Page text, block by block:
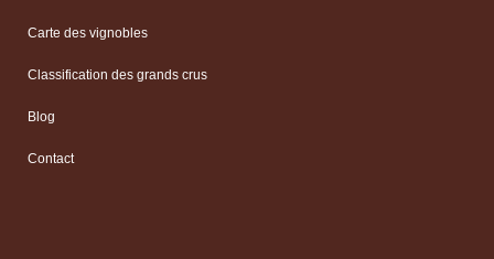
Carte des vignobles
Classification des grands crus
Blog
Contact